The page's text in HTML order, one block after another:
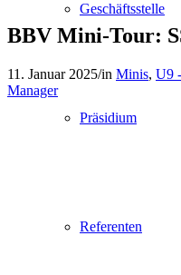
Geschäftsstelle
Präsidium
Referenten
BBV Mini-Tour:
11. Januar 2025/in Minis, U9
Manager